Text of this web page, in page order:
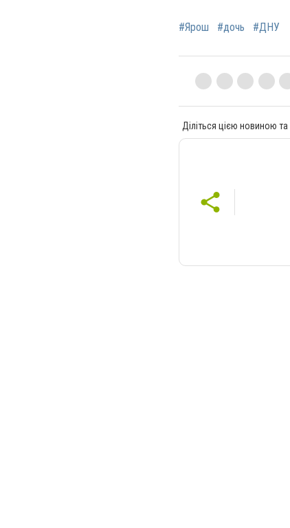
#Ярош #дочь #ДНУ
Діліться цією новиною